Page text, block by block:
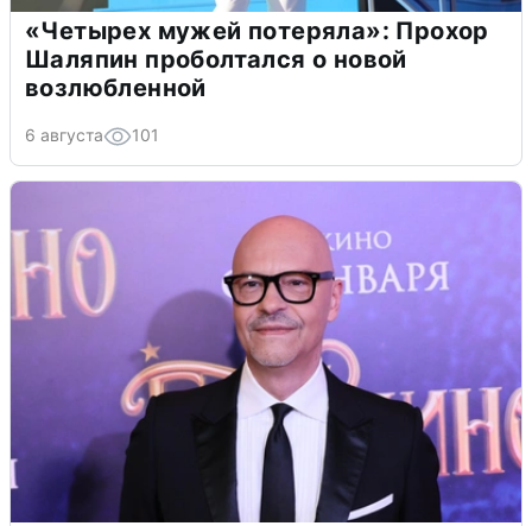
«Четырех мужей потеряла»: Прохор
Шаляпин проболтался о новой
возлюбленной
6 августа 101